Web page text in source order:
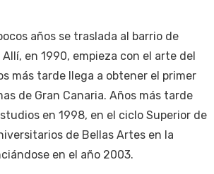
años se traslada al barrio de
en 1990, empieza con el arte del
más tarde llega a obtener el primer
de Gran Canaria. Años más tarde
en 1998, en el ciclo Superior de
de Bellas Artes en la
en el año 2003.